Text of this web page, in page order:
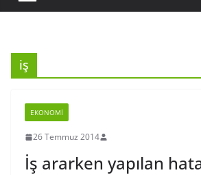
iş
EKONOMI
26 Temmuz 2014
İş ararken yapılan